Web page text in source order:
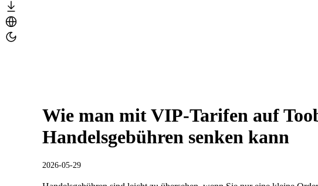
Wie man mit VIP-Tarifen auf
Handelsgebühren senken kann
2026-05-29